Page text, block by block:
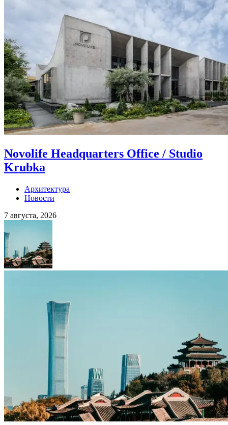
Novolife Headquarters Office / Studio
Krubka
Архитектура
Новости
7 августа, 2026